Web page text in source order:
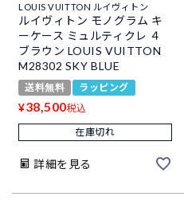
LOUIS VUITTON ルイヴィトン
ルイヴィトン モノグラム キ
ーケース ミュルティクレ ４
ブラウン LOUIS VUITTON
M28302 SKY BLUE
送料無料 ラッピング
¥38,500税込
在庫切れ
詳細を見る